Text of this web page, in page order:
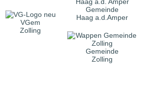
VGem
Zolling
Gemeinde
Haag a.d.Amper
Gemeinde
Zolling